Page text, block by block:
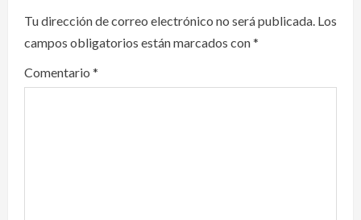
i
g
a
Tu dirección de correo electrónico no será publicada. Los
campos obligatorios están marcados con*
Comentario *